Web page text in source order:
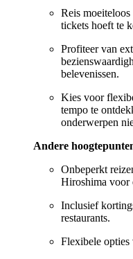
Reis moeiteloos
tickets hoeft te
Profiteer van
belevenissen.
Kies voor
tempo te
onderwerpen
Andere
Onbeperkt
Hiroshima voor
Inclusief
restaurants.
Flexibele